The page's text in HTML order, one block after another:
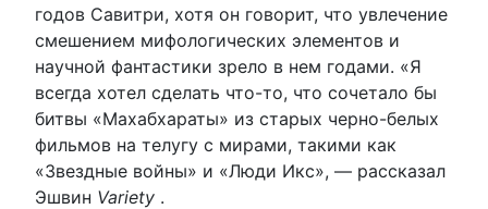
годов Савитри, хотя он говорит, что увлечение
смешением мифологических элементов и
научной фантастики зрело в нем годами. «Я
всегда хотел сделать что-то, что сочетало бы
битвы «Махабхараты» из старых черно-белых
фильмов на телугу с мирами, такими как
«Звездные войны» и «Люди Икс», — рассказал
Эшвин Variety .